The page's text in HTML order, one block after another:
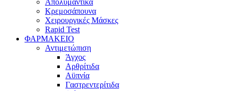
Απολυμαντικά
Κρεμοσάπουνα
Χειρουργικές Μάσκες
Rapid Test
ΦΑΡΜΑΚΕΙΟ
Αντιμετώπιση
Άγχος
Αρθρίτιδα
Αϋπνία
Γαστρεντερίτιδα